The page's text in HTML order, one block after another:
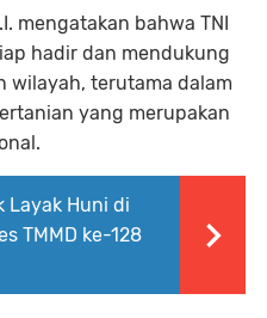
mengatakan bahwa TNI
hadir dan mendukung
wilayah, terutama dalam
yang merupakan
Layak Huni di
TMMD ke-128